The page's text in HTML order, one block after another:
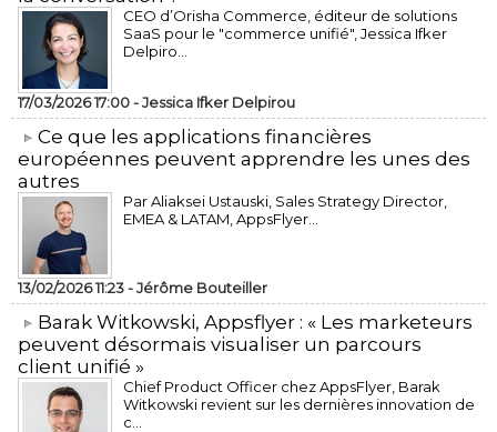
CEO d’Orisha Commerce, éditeur de solutions
SaaS pour le "commerce unifié", Jessica Ifker
Delpiro...
17/03/2026 17:00 -Jessica Ifker Delpirou
​Ce que les applications financières
européennes peuvent apprendre les unes des
autres
Par Aliaksei Ustauski, Sales Strategy Director,
EMEA & LATAM, AppsFlyer...
13/02/2026 11:23 -Jérôme Bouteiller
​Barak Witkowski, Appsflyer : « Les marketeurs
peuvent désormais visualiser un parcours
client unifié »
Chief Product Officer chez AppsFlyer, ​Barak
Witkowski revient sur les dernières innovation de
c...